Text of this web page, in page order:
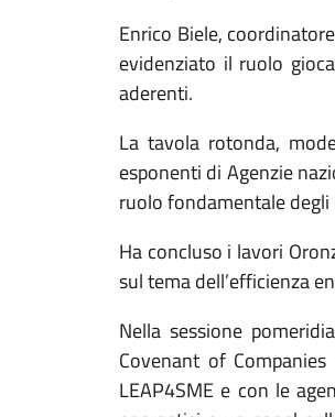
Enrico Biele,
evidenziato il ruolo
aderenti.
La tavola rotonda,
esponenti di Agenzie
ruolo fondamentale degli
Ha concluso i lavori
sul tema dell’efficienza
Nella sessione
Covenant of
LEAP4SME e con le